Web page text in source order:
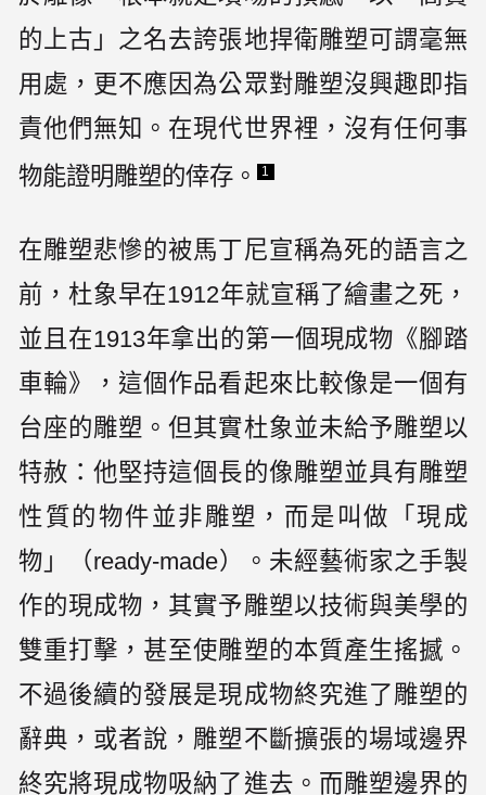
的上古」之名去誇張地捍衛雕塑可謂毫無
用處，更不應因為公眾對雕塑沒興趣即指
責他們無知。在現代世界裡，沒有任何事
物能證明雕塑的倖存。 1
在雕塑悲慘的被馬丁尼宣稱為死的語言之
前，杜象早在1912年就宣稱了繪畫之死，
並且在1913年拿出的第一個現成物《腳踏
車輪》，這個作品看起來比較像是一個有
台座的雕塑。但其實杜象並未給予雕塑以
特赦：他堅持這個長的像雕塑並具有雕塑
性質的物件並非雕塑，而是叫做「現成
物」（ready-made）。未經藝術家之手製
作的現成物，其實予雕塑以技術與美學的
雙重打擊，甚至使雕塑的本質產生搖撼。
不過後續的發展是現成物終究進了雕塑的
辭典，或者說，雕塑不斷擴張的場域邊界
終究將現成物吸納了進去。而雕塑邊界的